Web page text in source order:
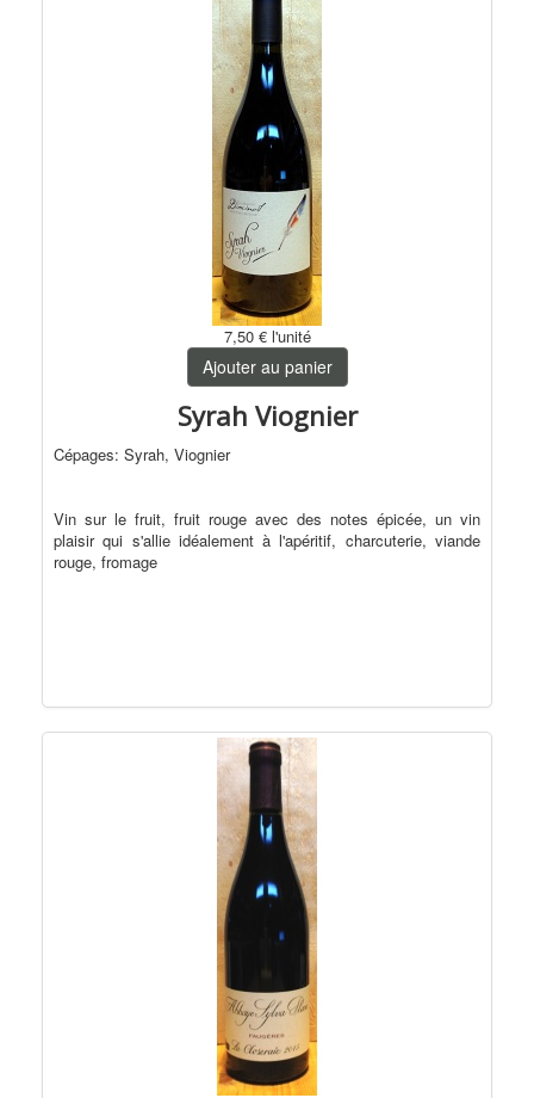
7,50 € l'unité
Ajouter au panier
Syrah Viognier
Cépages: Syrah, Viognier
Vin sur le fruit, fruit rouge avec des notes épicée, un vin
plaisir qui s'allie idéalement à l'apéritif, charcuterie, viande
rouge, fromage